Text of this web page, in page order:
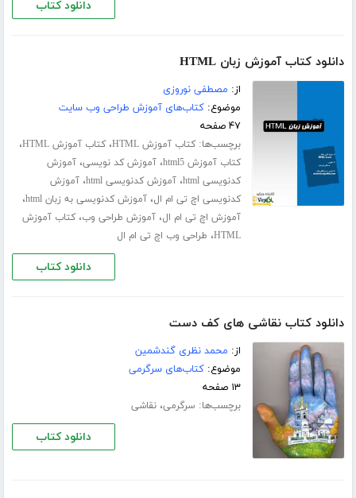
دانلود کتاب
دانلود کتاب آموزش زبان HTML
از: مصطفی نوروزی
موضوع:کتاب‌های آموزش طراحی وب سایت
۴۷ صفحه
برچسب‌ها:کتاب آموزش HTML ،کتاب آموزش HTML ،
کتاب آموزش html5 ،آموزش کد نویسی،آموزش
کدنویسی html
،آموزش کدنویسی html ،آموزش
کدنویسی اچ تی ام ال،آموزش کدنویسی به زبان html ،
آموزش اچ تی ام ال،آموزش طراحی وب،کتاب آموزش
HTML، طراحی وب اچ تی ام ال
دانلود کتاب
دانلود کتاب نقاشی های کف دست
از: محمد نظری گندشمین
موضوع:کتاب‌های سرگرمی
۱۳ صفحه
برچسب‌ها: سرگرمی،نقاشی
دانلود کتاب